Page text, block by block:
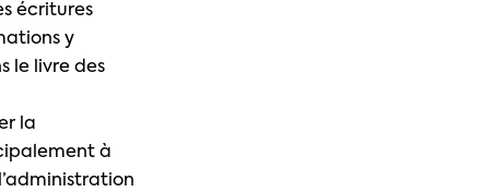
écritures
y
le livre des
la
à